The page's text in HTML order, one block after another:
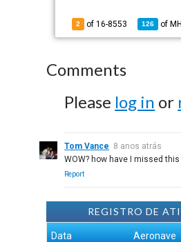
2 of 16-8553 126 of
Comments
Please log in or
Tom Vance 8 anos atrás
WOW? how have I missed
Report
REGISTRO DE
Data Aeronave